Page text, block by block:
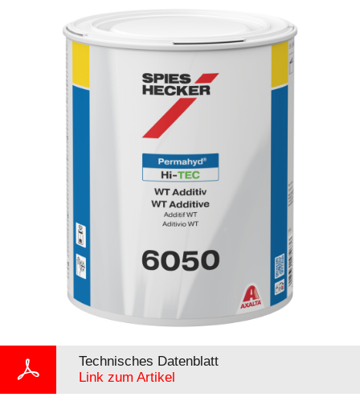
Technisches Datenblatt
Link zum Artikel